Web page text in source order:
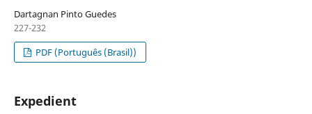
Dartagnan Pinto Guedes
227-232
PDF (Português (Brasil))
Expedient